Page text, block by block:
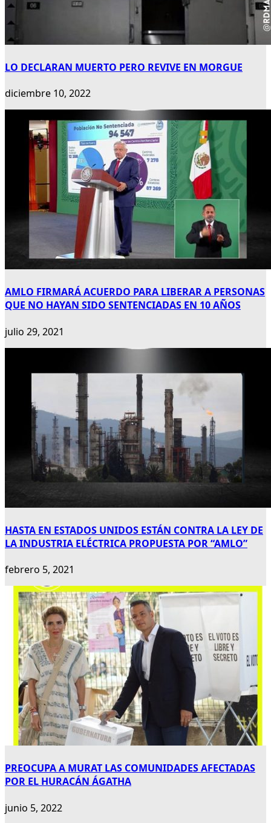
LO DECLARAN MUERTO PERO REVIVE EN MORGUE
diciembre 10, 2022
AMLO FIRMARÁ ACUERDO PARA LIBERAR A PERSONAS
QUE NO HAYAN SIDO SENTENCIADAS EN 10 AÑOS
julio 29, 2021
HASTA EN ESTADOS UNIDOS ESTÁN CONTRA LA LEY DE
LA INDUSTRIA ELÉCTRICA PROPUESTA POR “AMLO”
febrero 5, 2021
PREOCUPA A MURAT LAS COMUNIDADES AFECTADAS
POR EL HURACÁN ÁGATHA
junio 5, 2022